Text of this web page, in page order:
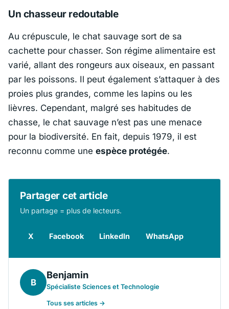
Un chasseur redoutable
Au crépuscule, le chat sauvage sort de sa
cachette pour chasser. Son régime alimentaire est
varié, allant des rongeurs aux oiseaux, en passant
par les poissons. Il peut également s’attaquer à des
proies plus grandes, comme les lapins ou les
lièvres. Cependant, malgré ses habitudes de
chasse, le chat sauvage n’est pas une menace
pour la biodiversité. En fait, depuis 1979, il est
reconnu comme une espèce protégée.
Partager cet article
Un partage = plus de lecteurs.
X Facebook LinkedIn WhatsApp
B
Benjamin
Spécialiste Sciences et Technologie
Tous ses articles →